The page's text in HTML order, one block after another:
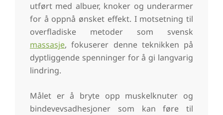
utført med albuer, knoker og underarmer
for å oppnå ønsket effekt. I motsetning til
overfladiske metoder som svensk
massasje, fokuserer denne teknikken på
dyptliggende spenninger for å gi langvarig
lindring.
Målet er å bryte opp muskelknuter og
bindevevsadhesjoner som kan føre til